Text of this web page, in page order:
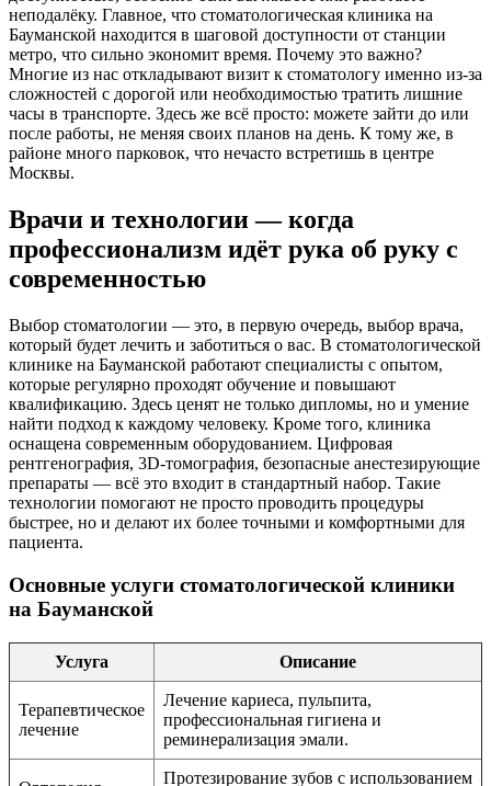
неподалёку. Главное, что стоматологическая клиника на
Бауманской находится в шаговой доступности от станции
метро, что сильно экономит время. Почему это важно?
Многие из нас откладывают визит к стоматологу именно из-за
сложностей с дорогой или необходимостью тратить лишние
часы в транспорте. Здесь же всё просто: можете зайти до или
после работы, не меняя своих планов на день. К тому же, в
районе много парковок, что нечасто встретишь в центре
Москвы.
Врачи и технологии — когда
профессионализм идёт рука об руку с
современностью
Выбор стоматологии — это, в первую очередь, выбор врача,
который будет лечить и заботиться о вас. В стоматологической
клинике на Бауманской работают специалисты с опытом,
которые регулярно проходят обучение и повышают
квалификацию. Здесь ценят не только дипломы, но и умение
найти подход к каждому человеку. Кроме того, клиника
оснащена современным оборудованием. Цифровая
рентгенография, 3D-томография, безопасные анестезирующие
препараты — всё это входит в стандартный набор. Такие
технологии помогают не просто проводить процедуры
быстрее, но и делают их более точными и комфортными для
пациента.
Основные услуги стоматологической клиники
на Бауманской
Услуга Описание
Терапевтическое
лечение
Лечение кариеса, пульпита,
профессиональная гигиена и
реминерализация эмали.
Протезирование зубов с использованием